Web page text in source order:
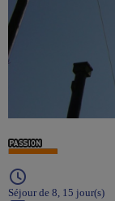
Séjour de 8, 15 jour(s)